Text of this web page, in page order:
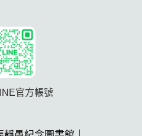
官方帳號